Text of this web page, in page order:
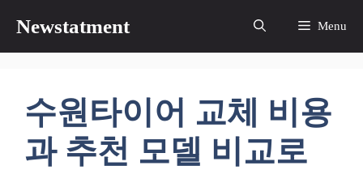
츠
Newstatment Menu
수원타이어 교체 비용
과 추천 모델 비교로